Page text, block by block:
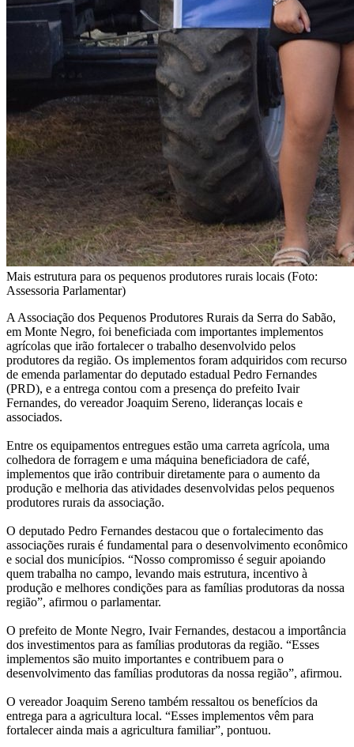
Mais estrutura para os pequenos produtores rurais locais (Foto:
Assessoria Parlamentar)
A Associação dos Pequenos Produtores Rurais da Serra do Sabão,
em Monte Negro, foi beneficiada com importantes implementos
agrícolas que irão fortalecer o trabalho desenvolvido pelos
produtores da região. Os implementos foram adquiridos com recurso
de emenda parlamentar do deputado estadual Pedro Fernandes
(PRD), e a entrega contou com a presença do prefeito Ivair
Fernandes, do vereador Joaquim Sereno, lideranças locais e
associados.
Entre os equipamentos entregues estão uma carreta agrícola, uma
colhedora de forragem e uma máquina beneficiadora de café,
implementos que irão contribuir diretamente para o aumento da
produção e melhoria das atividades desenvolvidas pelos pequenos
produtores rurais da associação.
O deputado Pedro Fernandes destacou que o fortalecimento das
associações rurais é fundamental para o desenvolvimento econômico
e social dos municípios. “Nosso compromisso é seguir apoiando
quem trabalha no campo, levando mais estrutura, incentivo à
produção e melhores condições para as famílias produtoras da nossa
região”, afirmou o parlamentar.
O prefeito de Monte Negro, Ivair Fernandes, destacou a importância
dos investimentos para as famílias produtoras da região. “Esses
implementos são muito importantes e contribuem para o
desenvolvimento das famílias produtoras da nossa região”, afirmou.
O vereador Joaquim Sereno também ressaltou os benefícios da
entrega para a agricultura local. “Esses implementos vêm para
fortalecer ainda mais a agricultura familiar”, pontuou.